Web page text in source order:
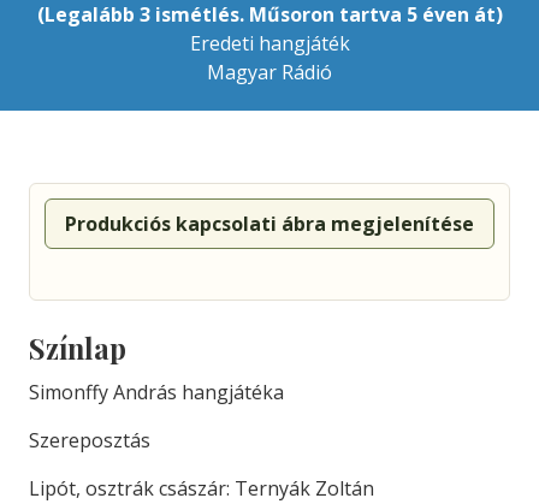
(Legalább 3 ismétlés. Műsoron tartva 5 éven át)
Eredeti hangjáték
Magyar Rádió
Produkciós kapcsolati ábra megjelenítése
Színlap
Simonffy András hangjátéka
Szereposztás
Lipót, osztrák császár: Ternyák Zoltán